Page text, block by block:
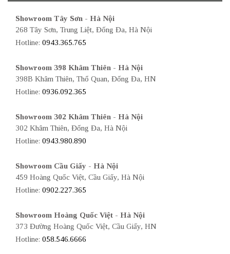
Showroom Tây Sơn - Hà Nội
268 Tây Sơn, Trung Liệt, Đống Đa, Hà Nội
Hotline: 0943.365.765
Showroom 398 Khâm Thiên - Hà Nội
398B Khâm Thiên, Thổ Quan, Đống Đa, HN
Hotline: 0936.092.365
Showroom 302 Khâm Thiên - Hà Nội
302 Khâm Thiên, Đống Đa, Hà Nội
Hotline: 0943.980.890
Showroom Cầu Giấy - Hà Nội
459 Hoàng Quốc Việt, Cầu Giấy, Hà Nội
Hotline: 0902.227.365
Showroom Hoàng Quốc Việt - Hà Nội
373 Đường Hoàng Quốc Việt, Cầu Giấy, HN
Hotline: 058.546.6666